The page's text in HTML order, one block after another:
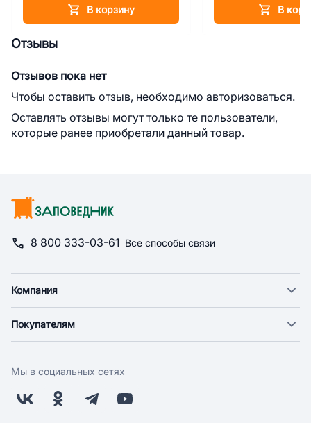
В корзину В
Отзывы
Отзывов пока нет
Чтобы оставить отзыв, необходимо авторизоваться.
Оставлять отзывы могут только те пользователи,
которые ранее приобретали данный товар.
8 800 333-03-61 Все способы связи
Компания
Новости
Поставщикам
Заводчикам
Покупателям
Оплата
Бонусная программа
Мы в социальных сетях